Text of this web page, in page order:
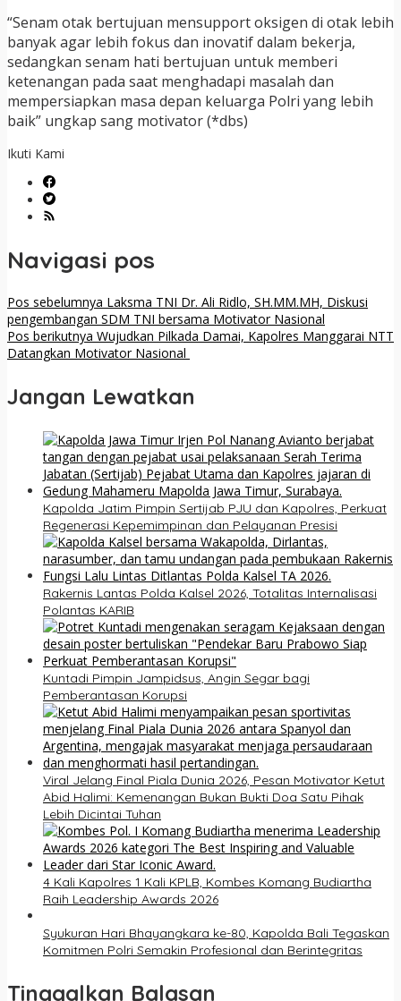
“Senam otak bertujuan mensupport oksigen di otak lebih
banyak agar lebih fokus dan inovatif dalam bekerja,
sedangkan senam hati bertujuan untuk memberi
ketenangan pada saat menghadapi masalah dan
mempersiapkan masa depan keluarga Polri yang lebih
baik” ungkap sang motivator (*dbs)
Ikuti Kami
Navigasi pos
Pos sebelumnya Laksma TNI Dr. Ali Ridlo, SH.MM.MH, Diskusi
pengembangan SDM TNI bersama Motivator Nasional
Pos berikutnya Wujudkan Pilkada Damai, Kapolres Manggarai NTT
Datangkan Motivator Nasional
Jangan Lewatkan
Kapolda Jatim Pimpin Sertijab PJU dan Kapolres, Perkuat
Regenerasi Kepemimpinan dan Pelayanan Presisi
Rakernis Lantas Polda Kalsel 2026, Totalitas Internalisasi
Polantas KARIB
Kuntadi Pimpin Jampidsus, Angin Segar bagi
Pemberantasan Korupsi
Viral Jelang Final Piala Dunia 2026, Pesan Motivator Ketut
Abid Halimi: Kemenangan Bukan Bukti Doa Satu Pihak
Lebih Dicintai Tuhan
4 Kali Kapolres 1 Kali KPLB, Kombes Komang Budiartha
Raih Leadership Awards 2026
Syukuran Hari Bhayangkara ke-80, Kapolda Bali Tegaskan
Komitmen Polri Semakin Profesional dan Berintegritas
Tinggalkan Balasan